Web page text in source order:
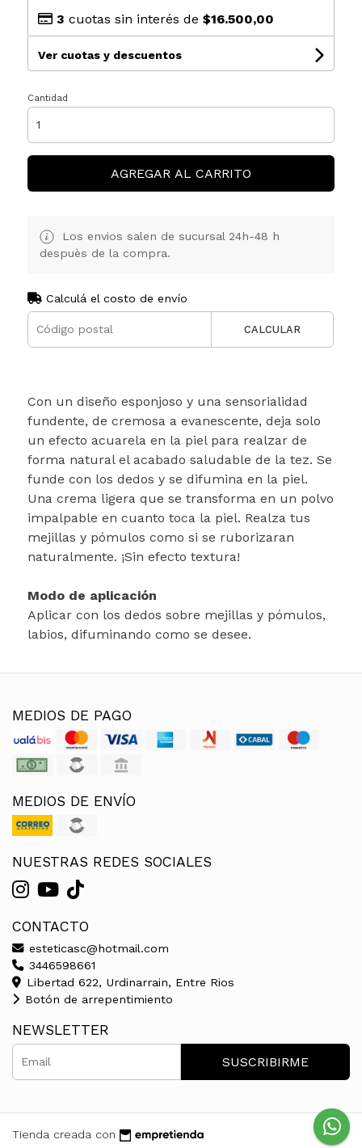
3 cuotas sin interés de $16.500,00
Ver cuotas y descuentos
Cantidad
AGREGAR AL CARRITO
Los envios salen de sucursal 24h-48 h
despuès de la compra.
Calculá el costo de envío
CALCULAR
Con un diseño esponjoso y una sensorialidad
fundente, de cremosa a evanescente, deja solo
un efecto acuarela en la piel para realzar de
forma natural el acabado saludable de la tez. Se
funde con los dedos y se difumina en la piel.
Una crema ligera que se transforma en un polvo
impalpable en cuanto toca la piel. Realza tus
mejillas y pómulos como si se ruborizaran
naturalmente. ¡Sin efecto textura!
Modo de aplicación
Aplicar con los dedos sobre mejillas y pómulos,
labios, difuminando como se desee.
MEDIOS DE PAGO
MEDIOS DE ENVÍO
NUESTRAS REDES SOCIALES
CONTACTO
esteticasc@hotmail.com
3446598661
Libertad 622, Urdinarrain, Entre Rios
Botón de arrepentimiento
NEWSLETTER
SUSCRIBIRME
Tienda creada con